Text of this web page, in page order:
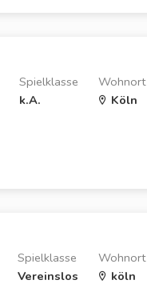
Wohnort
Köln
Spielklasse
k.A.
Wohnort
köln
Spielklasse
Vereinslos